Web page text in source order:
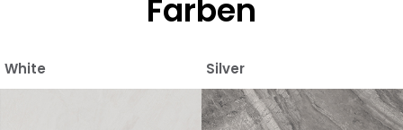
Farben
White Silver